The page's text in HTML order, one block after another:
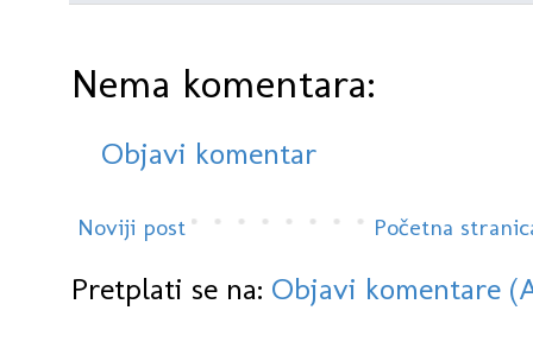
Nema komentara:
Objavi komentar
Noviji post Početna
Pretplati se na: Objavi komentare